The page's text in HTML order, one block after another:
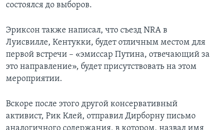
состоялся до выборов.
Эриксон также написал, что съезд NRA в
Луисвилле, Кентукки, будет отличным местом для
первой встречи – «эмиссар Путина, отвечающий за
это направление», будет присутствовать на этом
мероприятии.
Вскоре после этого другой консервативный
активист, Рик Клей, отправил Дирборну письмо